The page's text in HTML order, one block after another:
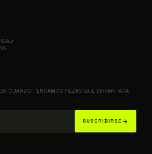
CUANDO TENGAMOS PIEZAS QUE SIRVAN PARA
SUSCRIBIRSE arrow_forward